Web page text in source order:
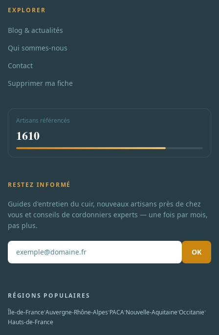
EXPLORER
Blog & actualités
Qui sommes-nous
Contact
Supprimer ma fiche
Artisans référencés
1610
RESTEZ INFORMÉ
Guides d'entretien du cuir, nouveaux artisans près de chez
vous et conseils de cordonniers experts — une fois par mois,
pas plus.
OK
RÉGIONS POPULAIRES
Île-de-France·Auvergne-Rhône-Alpes·PACA·Nouvelle-Aquitaine·Occitanie·
Hauts-de-France